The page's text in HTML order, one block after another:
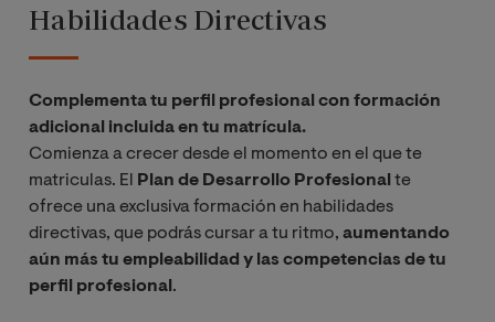
Habilidades Directivas
Complementa tu perfil profesional con formación
adicional incluida en tu matrícula.
Comienza a crecer desde el momento en el que te
matriculas. El
Plan de Desarrollo Profesional te
ofrece una exclusiva formación en habilidades
directivas, que podrás cursar a tu ritmo, aumentando
aún más tu empleabilidad y las competencias de tu
perfil profesional .